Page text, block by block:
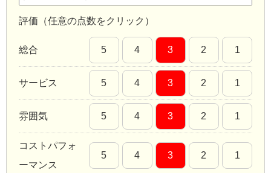
評価（任意の点数をクリック）
総合 5 4 3 2 1
サービス 5 4 3 2 1
雰囲気 5 4 3 2 1
コストパフォ
ーマンス
5 4 3 2 1